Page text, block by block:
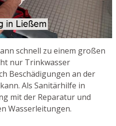
schnell zu einem großen
nur Trinkwasser
Beschädigungen an der
Als Sanitärhilfe in
mit der Reparatur und
Wasserleitungen.